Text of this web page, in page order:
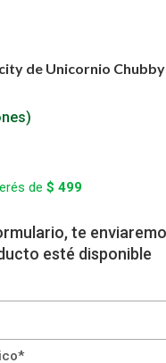
de Unicornio Chubby
de $ 499